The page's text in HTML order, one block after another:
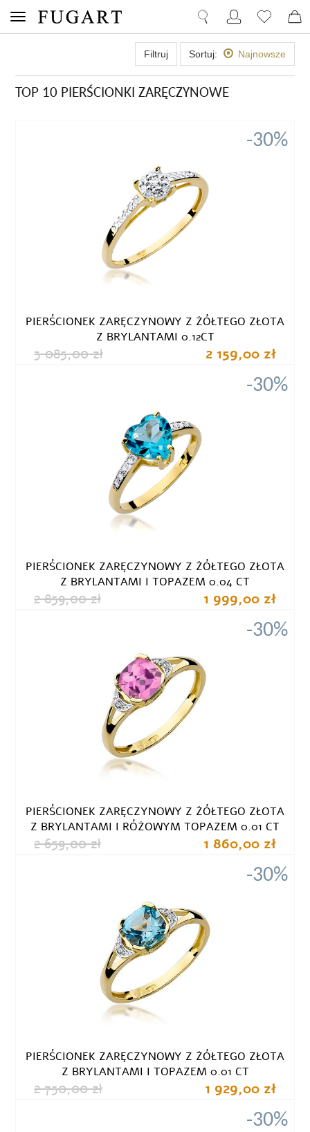
Filtruj Sortuj: Najnowsze
TOP 10 PIERŚCIONKI ZARĘCZYNOWE
-30%
PIERŚCIONEK ZARĘCZYNOWY Z ŻÓŁTEGO ZŁOTA
Z BRYLANTAMI 0.12CT
3 085,00 zł 2 159,00 zł
-30%
PIERŚCIONEK ZARĘCZYNOWY Z ŻÓŁTEGO ZŁOTA
Z BRYLANTAMI I TOPAZEM 0.04 CT
2 859,00 zł 1 999,00 zł
-30%
PIERŚCIONEK ZARĘCZYNOWY Z ŻÓŁTEGO ZŁOTA
Z BRYLANTAMI I RÓŻOWYM TOPAZEM 0.01 CT
2 659,00 zł 1 860,00 zł
-30%
PIERŚCIONEK ZARĘCZYNOWY Z ŻÓŁTEGO ZŁOTA
Z BRYLANTAMI I TOPAZEM 0.01 CT
2 750,00 zł 1 929,00 zł
-30%